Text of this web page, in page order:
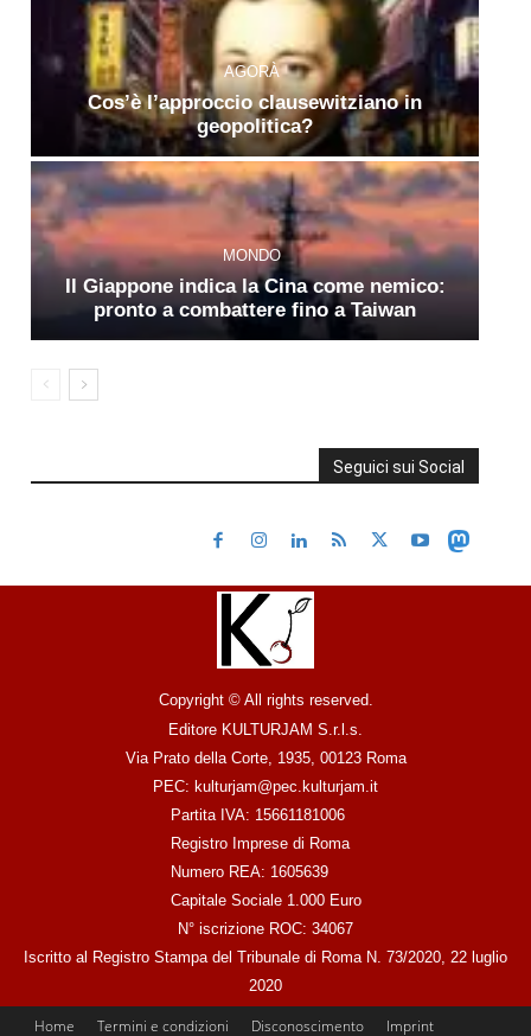
AGORÀ
Cos’è l’approccio clausewitziano in
geopolitica?
MONDO
Il Giappone indica la Cina come nemico:
pronto a combattere fino a Taiwan
Seguici sui Social
Copyright © All rights reserved.
Editore KULTURJAM S.r.l.s.
Via Prato della Corte, 1935, 00123 Roma
PEC: kulturjam@pec.kulturjam.it
Partita IVA: 15661181006
Registro Imprese di Roma
Numero REA: 1605639
Capitale Sociale 1.000 Euro
N° iscrizione ROC: 34067
Iscritto al Registro Stampa del Tribunale di Roma N. 73/2020, 22 luglio
2020
Home Termini e condizioni Disconoscimento Imprint